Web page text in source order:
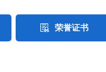
荣誉证书